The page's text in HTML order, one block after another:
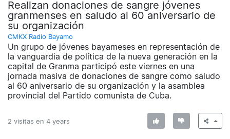
Realizan donaciones de sangre jóvenes
granmenses en saludo al 60 aniversario de
su organización
CMKX Radio Bayamo
Un grupo de jóvenes bayameses en representación de
la vanguardia de política de la nueva generación en la
capital de Granma participó este viernes en una
jornada masiva de donaciones de sangre como saludo
al 60 aniversario de su organización y la asamblea
provincial del Partido comunista de Cuba.
2 visitas en 4 years